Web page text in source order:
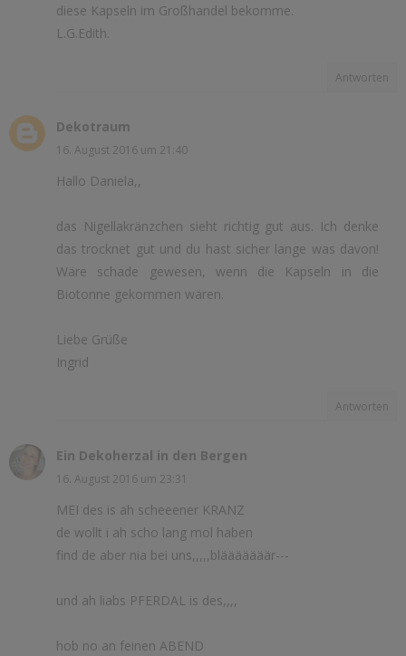
diese Kapseln im Großhandel bekomme.
L.G.Edith.
Antworten
Dekotraum
16. August 2016 um 21:40
Hallo Daniela,,
das Nigellakränzchen sieht richtig gut aus. Ich denke
das trocknet gut und du hast sicher lange was davon!
Wäre schade gewesen, wenn die Kapseln in die
Biotonne gekommen wären.
Liebe Grüße
Ingrid
Antworten
Ein Dekoherzal in den Bergen
16. August 2016 um 23:31
MEI des is ah scheeener KRANZ
de wollt i ah scho lang mol haben
find de aber nia bei uns,,,,,blääääääär---
und ah liabs PFERDAL is des,,,,
hob no an feinen ABEND